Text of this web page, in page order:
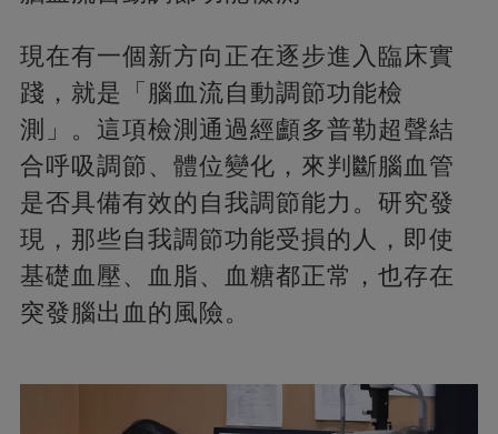
現在有一個新方向正在逐步進入臨床實
踐，就是「腦血流自動調節功能檢
測」。這項檢測通過經顱多普勒超聲結
合呼吸調節、體位變化，來判斷腦血管
是否具備有效的自我調節能力。研究發
現，那些自我調節功能受損的人，即使
基礎血壓、血脂、血糖都正常，也存在
突發腦出血的風險。